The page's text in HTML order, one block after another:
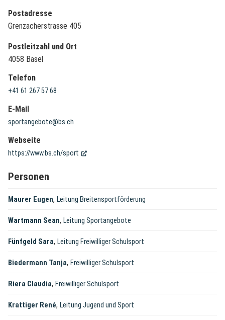
Postadresse
Grenzacherstrasse 405
Postleitzahl und Ort
4058 Basel
Telefon
+41 61 267 57 68
E-Mail
sportangebote@bs.ch
Webseite
https://www.bs.ch/sport (External Link)
Personen
Maurer Eugen, Leitung Breitensportförderung
Wartmann Sean, Leitung Sportangebote
Fünfgeld Sara, Leitung Freiwilliger Schulsport
Biedermann Tanja, Freiwilliger Schulsport
Riera Claudia, Freiwilliger Schulsport
Krattiger René, Leitung Jugend und Sport